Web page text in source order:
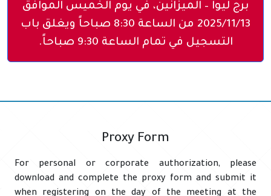
برج ليوا – الميزانين، في يوم الخميس الموافق
2025/11/13 من الساعة 8:30 صباحاً ويغلق باب
التسجيل في تمام الساعة 9:30 صباحاً.
Proxy Form
For personal or corporate authorization, please
download and complete the proxy form and submit it
when registering on the day of the meeting at the